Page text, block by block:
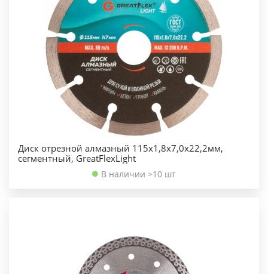
Диск отрезной алмазный 115х1,8х7,0х22,2мм,
сегментный, GreatFlexLight
В наличии >10 шт